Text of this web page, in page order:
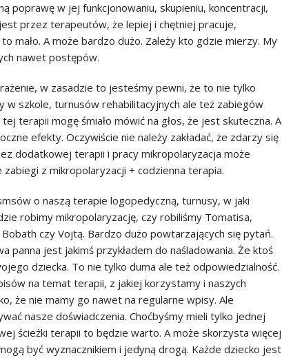
poprawę w jej funkcjonowaniu, skupieniu, koncentracji,
przez terapeutów, że lepiej i chętniej pracuje,
mało. A może bardzo dużo. Zależy kto gdzie mierzy. My
nawet postępów.
w zasadzie to jesteśmy pewni, że to nie tylko
w szkole, turnusów rehabilitacyjnych ale też zabiegów
terapii mogę śmiało mówić na głos, że jest skuteczna. A
efekty. Oczywiście nie należy zakładać, że zdarzy się
dodatkowej terapii i pracy mikropolaryzacja może
z mikropolaryzacji + codzienna terapia.
o naszą terapie logopedyczną, turnusy, w jaki
robimy mikropolaryzację, czy robiliśmy Tomatisa,
czy Vojtą. Bardzo dużo powtarzających się pytań.
panna jest jakimś przykładem do naśladowania. Że ktoś
dziecka. To nie tylko duma ale też odpowiedzialność.
na temat terapii, z jakiej korzystamy i naszych
że nie mamy go nawet na regularne wpisy. Ale
nasze doświadczenia. Choćbyśmy mieli tylko jednej
ścieżki terapii to będzie warto. A może skorzysta więcej
być wyznacznikiem i jedyną drogą. Każde dziecko jest